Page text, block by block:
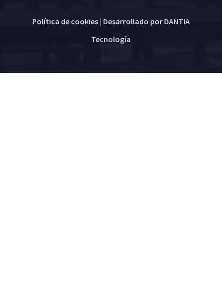
Política de cookies| Desarrollado por DANTIA
Tecnología